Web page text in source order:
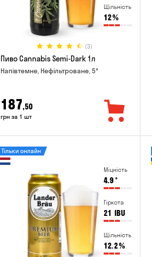
Щільність
12%
(3)
Пиво Cannabis Semi-Dark 1л
Напівтемне, Нефільтроване, 5°
187,50
грн за 1 шт
Міцність
4.9°
Гіркота
21 IBU
Щільність
12.2%
Тільки онлайн